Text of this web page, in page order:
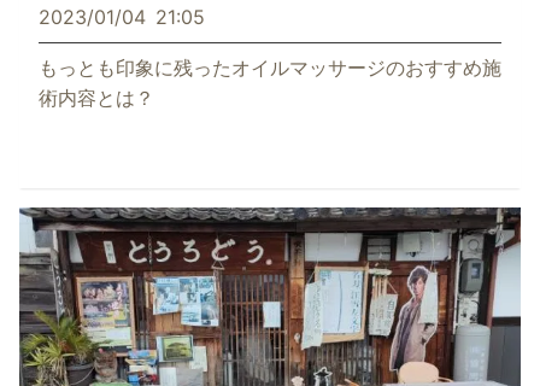
2023/01/04 21:05
もっとも印象に残ったオイルマッサージのおすすめ施
術内容とは？